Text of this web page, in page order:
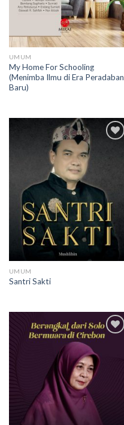
UMUM
My Home For Schooling
(Menimba Ilmu di Era Peradaban
Baru)
UMUM
Santri Sakti